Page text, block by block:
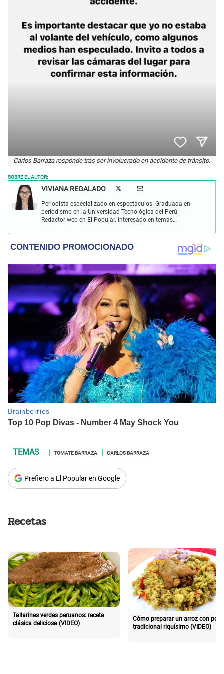
Carlos Barraza responde tras ser involucrado en accidente de tránsito.
SOBRE EL AUTOR:
VIVIANA REGALADO
Periodista especializado en espectáculos. Graduada en
periodismo en la Universidad Tecnológica del Perú.
Redactor web en El Popular. Interesado en temas
y crónicas.
TOMATE BARRAZA CARLOS BARRAZA
Prefiero a El Popular en Google
Recetas
Tallarines verdes peruanos: receta
clásica deliciosa (VIDEO)
Cómo preparar un arroz con pollo
tradicional riquísimo (VIDEO)